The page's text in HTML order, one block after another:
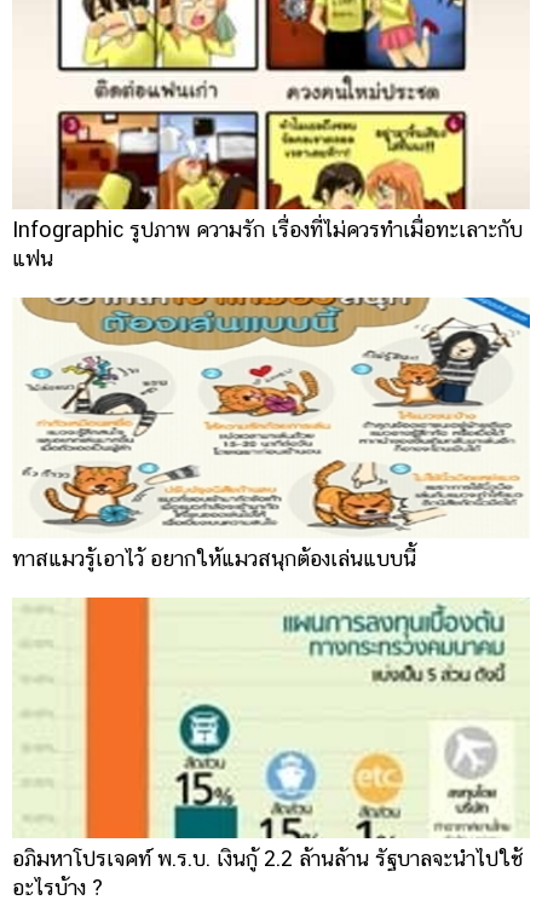
Infographic รูปภาพ ความรัก เรื่องที่ไม่ควรทำเมื่อทะเลาะกับ
แฟน
ทาสแมวรู้เอาไว้ อยากให้แมวสนุกต้องเล่นแบบนี้
อภิมหาโปรเจคท์ พ.ร.บ. เงินกู้ 2.2 ล้านล้าน รัฐบาลจะนำไปใช้
อะไรบ้าง ?